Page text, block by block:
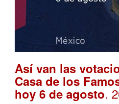
Así van las
Casa de los
hoy 6 de agosto.